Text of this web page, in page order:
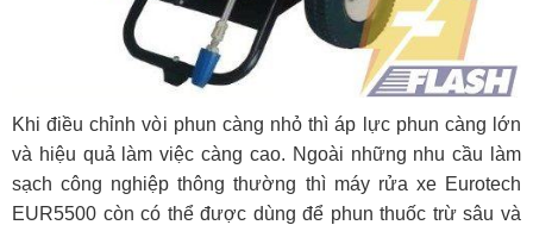
Khi điều chỉnh vòi phun càng nhỏ thì áp lực phun càng lớn
và hiệu quả làm việc càng cao. Ngoài những nhu cầu làm
sạch công nghiệp thông thường thì máy rửa xe Eurotech
EUR5500 còn có thể được dùng để phun thuốc trừ sâu và